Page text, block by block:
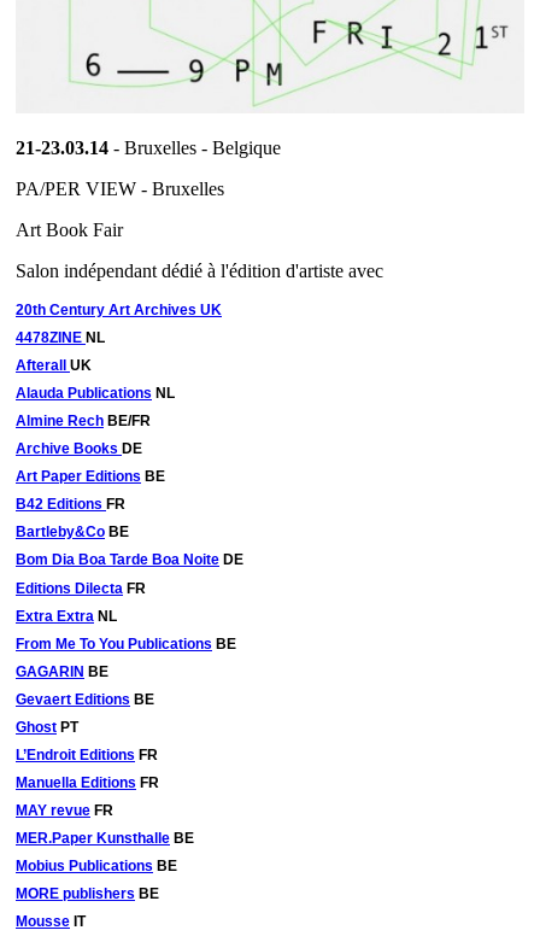
21-23.03.14 - Bruxelles - Belgique
PA/PER VIEW - Bruxelles
Art Book Fair
Salon indépendant dédié à l'édition d'artiste avec
20th Century Art Archives UK
4478ZINE NL
Afterall UK
Alauda Publications NL
Almine Rech BE/FR
Archive Books DE
Art Paper Editions BE
B42 Editions FR
Bartleby&Co BE
Bom Dia Boa Tarde Boa Noite DE
Editions Dilecta FR
Extra Extra NL
From Me To You Publications BE
GAGARIN BE
Gevaert Editions BE
Ghost PT
L’Endroit Editions FR
Manuella Editions FR
MAY revue FR
MER.Paper Kunsthalle BE
Mobius Publications BE
MORE publishers BE
Mousse IT